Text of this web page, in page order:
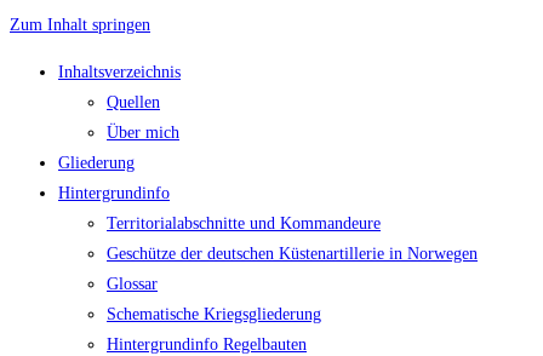
Zum Inhalt springen
Inhaltsverzeichnis
Quellen
Über mich
Gliederung
Hintergrundinfo
Territorialabschnitte und Kommandeure
Geschütze der deutschen Küstenartillerie in Norwegen
Glossar
Schematische Kriegsgliederung
Hintergrundinfo Regelbauten